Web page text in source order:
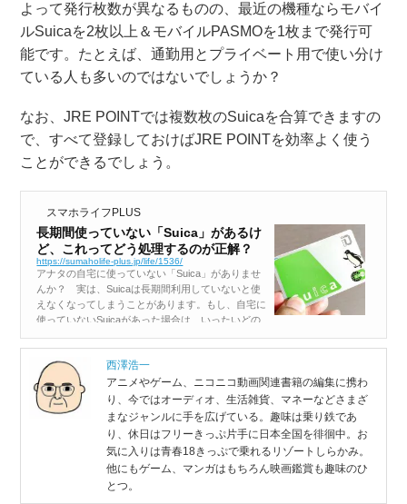
よって発行枚数が異なるものの、最近の機種ならモバイ
ルSuicaを2枚以上＆モバイルPASMOを1枚まで発行可
能です。たとえば、通勤用とプライベート用で使い分け
ている人も多いのではないでしょうか？
なお、JRE POINTでは複数枚のSuicaを合算できますの
で、すべて登録しておけばJRE POINTを効率よく使う
ことができるでしょう。
スマホライフPLUS
長期間使っていない「Suica」があるけ
ど、これってどう処理するのが正解？
https://sumaholife-plus.jp/life/1536/
アナタの自宅に使っていない「Suica」がありませ
んか？ 実は、Suicaは長期間利用していないと使
えなくなってしまうことがあります。もし、自宅に
使っていないSuicaがあった場合は、いったいどの
たSuicaはJR東日本...
西澤浩一
アニメやゲーム、ニコニコ動画関連書籍の編集に携わ
り、今ではオーディオ、生活雑貨、マネーなどさまざ
まなジャンルに手を広げている。趣味は乗り鉄であ
り、休日はフリーきっぷ片手に日本全国を徘徊中。お
気に入りは青春18きっぷで乗れるリゾートしらかみ。
他にもゲーム、マンガはもちろん映画鑑賞も趣味のひ
とつ。